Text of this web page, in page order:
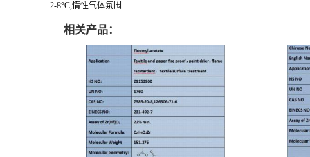
2-8°C,惰性气体氛围
相关产品：